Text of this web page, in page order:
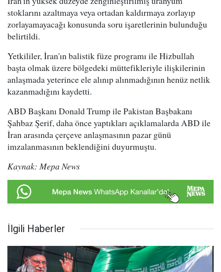
stoklarını azaltmaya veya ortadan kaldırmaya zorlayıp
zorlayamayacağı konusunda soru işaretlerinin bulunduğu
belirtildi.
Yetkililer, İran'ın balistik füze programı ile Hizbullah
başta olmak üzere bölgedeki müttefikleriyle ilişkilerinin
anlaşmada yeterince ele alınıp alınmadığının henüz netlik
kazanmadığını kaydetti.
ABD Başkanı Donald Trump ile Pakistan Başbakanı
Şahbaz Şerif, daha önce yaptıkları açıklamalarda ABD ile
İran arasında çerçeve anlaşmasının pazar günü
imzalanmasının beklendiğini duyurmuştu.
Kaynak: Mepa News
İlgili Haberler